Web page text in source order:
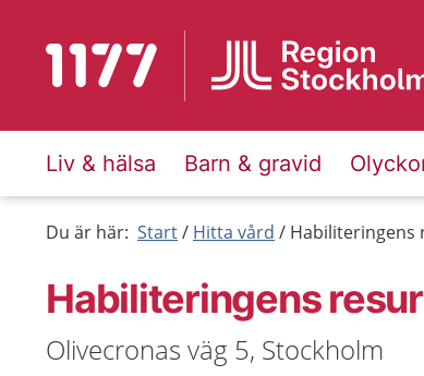
Till startsidan för 1177
Liv & hälsa Barn & gravid
Du är här: Start Hitta vård Habiliteringens
Habiliteringens
Olivecronas väg 5, Stockholm